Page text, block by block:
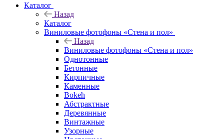
Каталог
Назад
Каталог
Виниловые фотофоны «Стена и пол»
Назад
Виниловые фотофоны «Стена и пол»
Однотонные
Бетонные
Кирпичные
Каменные
Bokeh
Абстрактные
Деревянные
Винтажные
Узорные